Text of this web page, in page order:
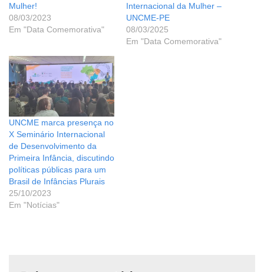
Mulher!
08/03/2023
Em "Data Comemorativa"
Internacional da Mulher –
UNCME-PE
08/03/2025
Em "Data Comemorativa"
UNCME marca presença no
X Seminário Internacional
de Desenvolvimento da
Primeira Infância, discutindo
políticas públicas para um
Brasil de Infâncias Plurais
25/10/2023
Em "Notícias"